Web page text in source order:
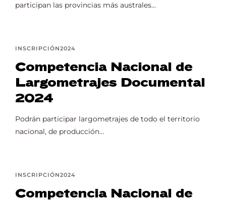
participan las provincias más australes...
INSCRIPCIÓN2024
Competencia Nacional de
Largometrajes Documental
2024
Podrán participar largometrajes de todo el territorio
nacional, de producción...
INSCRIPCIÓN2024
Competencia Nacional de